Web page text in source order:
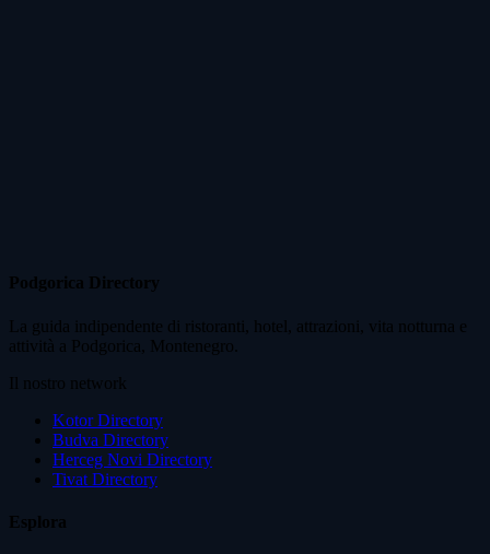
Podgorica Directory
La guida indipendente di ristoranti, hotel, attrazioni, vita notturna e
attività a Podgorica, Montenegro.
Il nostro network
Kotor Directory
Budva Directory
Herceg Novi Directory
Tivat Directory
Esplora